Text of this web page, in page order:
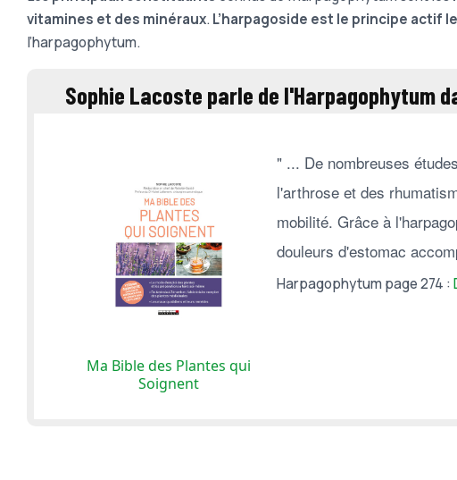
vitamines et des minéraux. L’harpagoside est le principe actif
l’harpagophytum.
Sophie Lacoste parle de l'Harpagophytum
Ma Bible des Plantes qui
Soignent
" ... De nombreuses
l'arthrose et des
mobilité. Grâce à
douleurs d'estomac
Harpagophytum page 274 :